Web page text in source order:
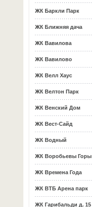
ЖК Баркли Парк
ЖК Ближняя дача
ЖК Вавилова
ЖК Вавилово
ЖК Велл Хаус
ЖК Велтон Парк
ЖК Венский Дом
ЖК Вест-Сайд
ЖК Водный
ЖК Воробьевы Горы
ЖК Времена Года
ЖК ВТБ Арена парк
ЖК Гарибальди д. 15